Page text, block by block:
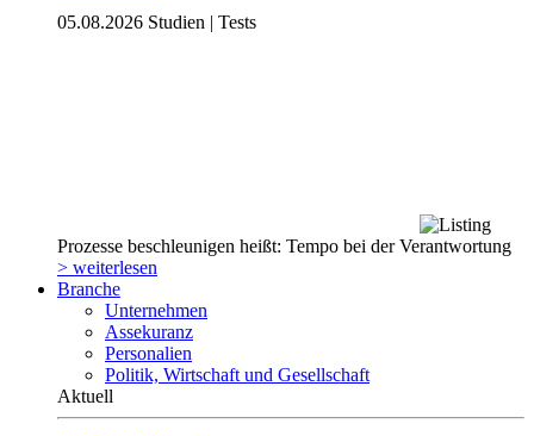
05.08.2026 Studien | Tests
Prozesse beschleunigen heißt: Tempo bei der Verantwortung
> weiterlesen
Branche
Unternehmen
Assekuranz
Personalien
Politik, Wirtschaft und Gesellschaft
Aktuell